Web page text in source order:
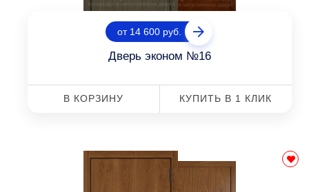
от 14 600 руб.
Дверь эконом №16
В КОРЗИНУ КУПИТЬ В 1 КЛИК